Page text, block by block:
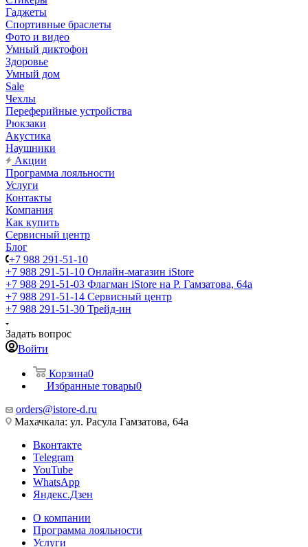
Гаджеты
Спортивные браслеты
Фото и видео
Умный диктофон
Здоровье
Умный дом
Sale
Чехлы
Переферийные устройства
Рюкзаки
Акустика
Наушники
Акции
Программа лояльности
Услуги
Контакты
Компания
Как купить
Сервисный центр
Блог
+7 988 291-51-10
+7 988 291-51-10 Онлайн-магазин iStore
+7 988 291-51-03 Флагман iStore на Р. Гамзатова, 64а
+7 988 291-51-14 Сервисный центр
+7 988 291-51-30 Трейд-ин
Задать вопрос
Войти
Корзина0
Избранные товары0
orders@istore-d.ru
Махачкала: ул. Расула Гамзатова, 64а
Вконтакте
Telegram
YouTube
WhatsApp
Яндекс.Дзен
О компании
Программа лояльности
Услуги